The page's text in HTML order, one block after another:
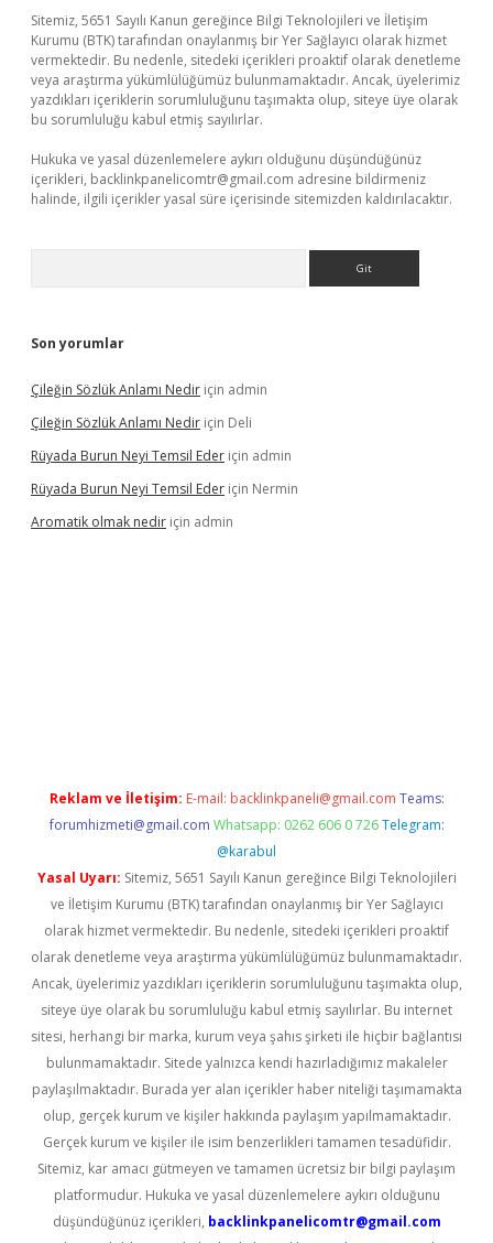
Sitemiz, 5651 Sayılı Kanun gereğince Bilgi Teknolojileri ve İletişim
Kurumu (BTK) tarafından onaylanmış bir Yer Sağlayıcı olarak hizmet
vermektedir. Bu nedenle, sitedeki içerikleri proaktif olarak denetleme
veya araştırma yükümlülüğümüz bulunmamaktadır. Ancak, üyelerimiz
yazdıkları içeriklerin sorumluluğunu taşımakta olup, siteye üye olarak
bu sorumluluğu kabul etmiş sayılırlar.
Hukuka ve yasal düzenlemelere aykırı olduğunu düşündüğünüz
içerikleri, backlinkpanelicomtr@gmail.com adresine bildirmeniz
halinde, ilgili içerikler yasal süre içerisinde sitemizden kaldırılacaktır.
Son yorumlar
Çileğin Sözlük Anlamı Nedir için admin
Çileğin Sözlük Anlamı Nedir için Deli
Rüyada Burun Neyi Temsil Eder için admin
Rüyada Burun Neyi Temsil Eder için Nermin
Aromatik olmak nedir için admin
Reklam ve İletişim: E-mail: backlinkpaneli@gmail.com Teams:
forumhizmeti@gmail.com Whatsapp: 0262 606 0 726 Telegram:
@karabul
Yasal Uyarı: Sitemiz, 5651 Sayılı Kanun gereğince Bilgi Teknolojileri
ve İletişim Kurumu (BTK) tarafından onaylanmış bir Yer Sağlayıcı
olarak hizmet vermektedir. Bu nedenle, sitedeki içerikleri proaktif
olarak denetleme veya araştırma yükümlülüğümüz bulunmamaktadır.
Ancak, üyelerimiz yazdıkları içeriklerin sorumluluğunu taşımakta olup,
siteye üye olarak bu sorumluluğu kabul etmiş sayılırlar. Bu internet
sitesi, herhangi bir marka, kurum veya şahıs şirketi ile hiçbir bağlantısı
bulunmamaktadır. Sitede yalnızca kendi hazırladığımız makaleler
paylaşılmaktadır. Burada yer alan içerikler haber niteliği taşımamakta
olup, gerçek kurum ve kişiler hakkında paylaşım yapılmamaktadır.
Gerçek kurum ve kişiler ile isim benzerlikleri tamamen tesadüfidir.
Sitemiz, kar amacı gütmeyen ve tamamen ücretsiz bir bilgi paylaşım
platformudur. Hukuka ve yasal düzenlemelere aykırı olduğunu
düşündüğünüz içerikleri, backlinkpanelicomtr@gmail.com